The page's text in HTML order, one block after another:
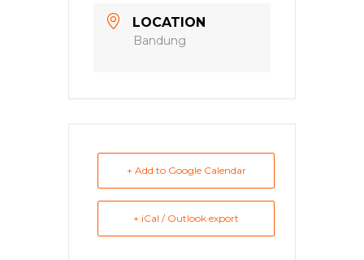
LOCATION
Bandung
+ Add to Google Calendar
+ iCal / Outlook export